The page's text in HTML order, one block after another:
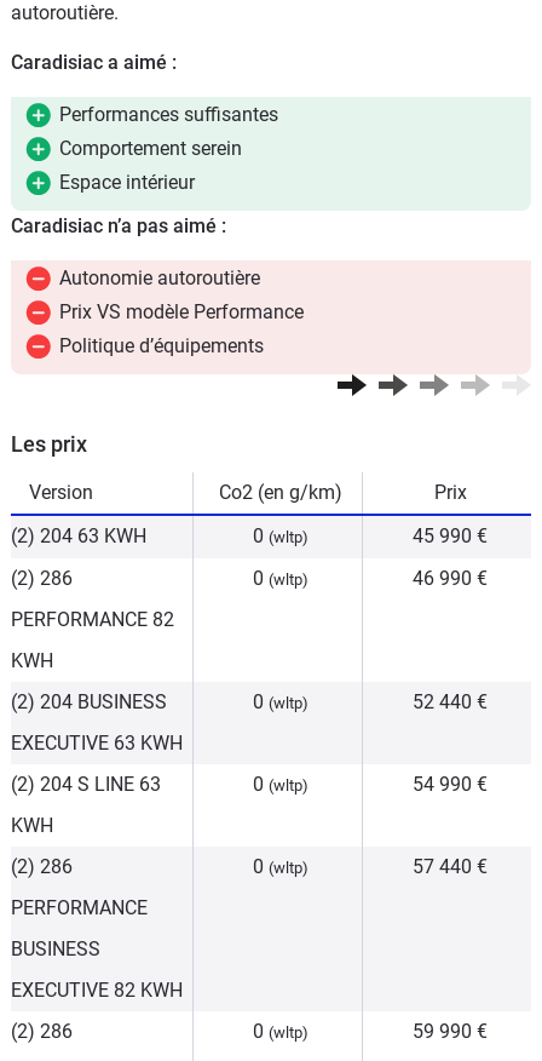
autoroutière.
Caradisiac a aimé :
Performances suffisantes
Comportement serein
Espace intérieur
Caradisiac n’a pas aimé :
Autonomie autoroutière
Prix VS modèle Performance
Politique d’équipements
Les prix
Version Co2 (en g/km)
Prix
(2) 204 63 KWH
0 (wltp)
45 990 €
(2) 286
PERFORMANCE 82
KWH
0 (wltp) 46 990 €
(2) 204 BUSINESS
EXECUTIVE 63 KWH
0 (wltp) 52 440 €
(2) 204 S LINE 63
KWH
0 (wltp) 54 990 €
(2) 286
PERFORMANCE
BUSINESS
EXECUTIVE 82 KWH
0 (wltp) 57 440 €
(2) 286 0 (wltp) 59 990 €